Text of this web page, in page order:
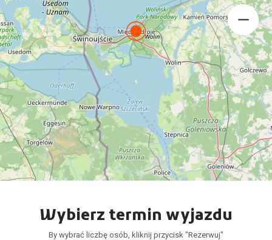
Wybierz termin wyjazdu
By wybrać liczbę osób, kliknij przycisk "Rezerwuj"